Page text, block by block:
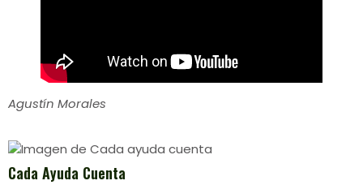
Agustín Morales
Cada Ayuda Cuenta